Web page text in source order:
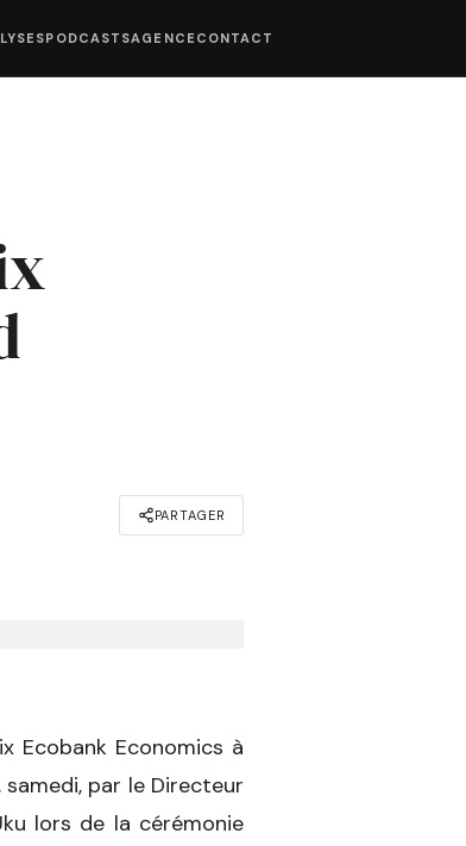
PODCASTSAGENCE CONTACT
PARTAGER
Ecobank Economics à
par le Directeur
lors de la cérémonie